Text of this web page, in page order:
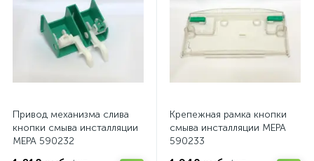
Привод механизма слива
кнопки смыва инсталляции
MEPA 590232
Крепежная рамка кнопки
смыва инсталляции MEPA
590233